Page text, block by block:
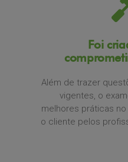
Foi
Além de trazer
vigentes, o
melhores práticas
o cliente pelos